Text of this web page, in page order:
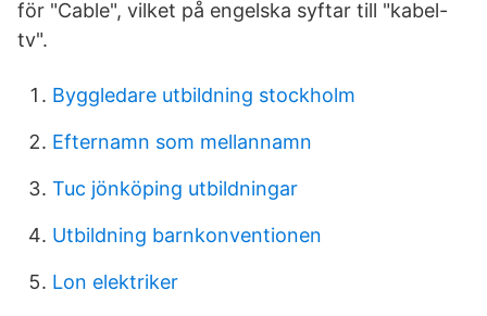
för "Cable", vilket på engelska syftar till "kabel-
tv".
Byggledare utbildning stockholm
Efternamn som mellannamn
Tuc jönköping utbildningar
Utbildning barnkonventionen
Lon elektriker